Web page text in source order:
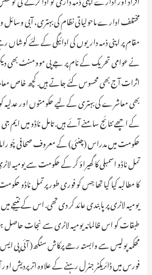
مختلف ادارے ماحولیاتی نظام کی بہتری، آبی وسائل
مقام پر اپنی ذمہ داریوں کی ادائیگی کے لئے کوشاں
نے عوامی تحریک کے نام پر جے پی موومنٹ بھی
اثرات آج بھی محسوس کئے جاتے ہیں. کچھ خاص
بھی معاشرے کی بہتری کے لیے حکومتوں اور عدلیہ
کے اچھے نتائج سامنے آئے ہیں. تامل ناڈو میں
حکومت میں مدراس (چنئی) کے معروف صحافی چُو راما
تمل ناڈو اسمبلی کا گھیراؤ کر کے حکومت سے یومیہ
کا مطالبہ کیا گیا تھا جس کو فوری طور پر تمل ناڈو
یومیہ لاٹری پر پابندی عائد کر دی تھی. اس کے نتیجے
طبقات کو اس ظالمانہ یومیہ لاٹری سے نجات
محکمہ پولیس سے وابستہ رھے پرکاش سنگھ( آئی پی
فورس میں ڈائریکٹر جنرل رہنے کے علاوہ اتر پردیش